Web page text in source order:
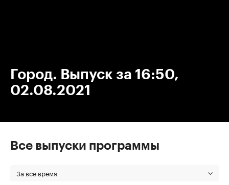
Город. Выпуск за 16:50,
02.08.2021
Все выпуски программы
За все время